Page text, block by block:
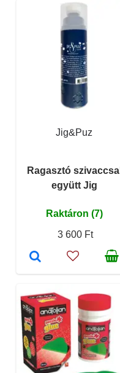
Jig&Puz
Ragasztó szivaccsal
együtt Jig
Raktáron (7)
3 600 Ft